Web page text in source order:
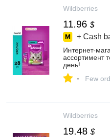
Wildberries
11.96 $
+ Cash
ассортимент
день!
- Few
Wildberries
19.48 $